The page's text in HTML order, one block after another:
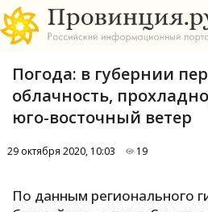
А
Погода: в губернии
облачность,
юго-восточный ветер
29 октября 2020, 10:03 19
По данным регионального